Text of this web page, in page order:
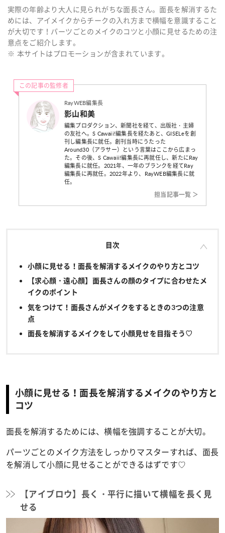
実際の年齢より大人に見られがちな面長さん。面長を解消するた
めには、アイメイクからチークの入れ方まで横幅を意識すること
が大切です！パーツごとのメイクのコツと小顔に見せるための注
意点をご紹介します。
※ 本サイトはプロモーションが含まれています。
この記事の監修者
RayWEB編集長
影山和美
編集プロダクション、新聞社を経て、出版社・主婦
の友社へ。S Cawaii!編集長を経たあと、GISELeを創
刊し編集長に就任。創刊当時にうたった
Around30（アラサー）という言葉はここから広まっ
た。その後、S Cawaii!編集長に再就任し、新たにRay
編集長に就任。2021年、一年のブランクを経てRay
編集長に再就任。2022年より、RayWEB編集長に就
任。
担当記事一覧 ＞
目次
小顔に見せる！面長を解消するメイクのやり方とコツ
【求心顔・遠心顔】面長さんの顔のタイプに合わせたメ
イクのポイント
気をつけて！面長さんがメイクをするときの3つの注意
点
面長を解消するメイクをして小顔見せを目指そう♡
小顔に見せる！面長を解消するメイクのやり方と
コツ
面長を解消するためには、横幅を強調することが大切。
パーツごとのメイク方法をしっかりマスターすれば、面長
を解消して小顔に見せることができるはずです♡
【アイブロウ】長く・平行に描いて横幅を長く見
せる